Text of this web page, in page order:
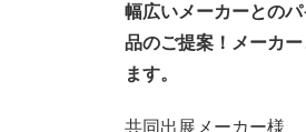
幅広いメーカーとの
品のご提案！メーカ
ます。
共同出展メーカー様